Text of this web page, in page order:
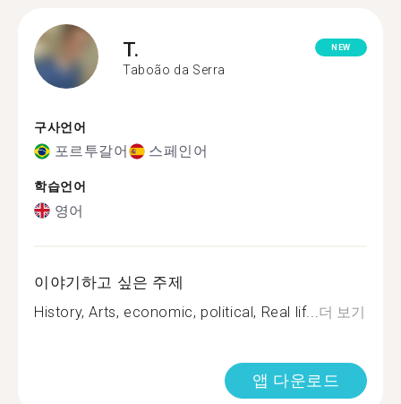
T.
Taboão da Serra
NEW
구사언어
포르투갈어 스페인어
학습언어
영어
이야기하고 싶은 주제
History, Arts, economic, political, Real lif... 더 보기
앱 다운로드